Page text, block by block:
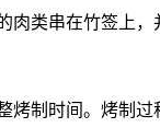
类串在竹签上，
制时间。烤制过